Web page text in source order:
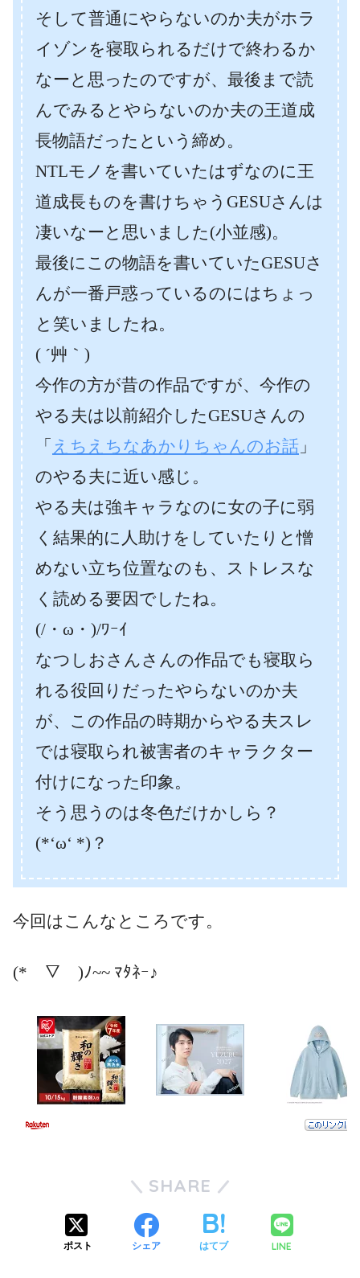
そして普通にやらないのか夫がホラ
イゾンを寝取られるだけで終わるか
なーと思ったのですが、最後まで読
んでみるとやらないのか夫の王道成
長物語だったという締め。
NTLモノを書いていたはずなのに王
道成長ものを書けちゃうGESUさんは
凄いなーと思いました(小並感)。
最後にこの物語を書いていたGESUさ
んが一番戸惑っているのにはちょっ
と笑いましたね。
( ´艸｀)
今作の方が昔の作品ですが、今作の
やる夫は以前紹介したGESUさんの
「 えちえちなあかりちゃんのお話 」
のやる夫に近い感じ。
やる夫は強キャラなのに女の子に弱
く結果的に人助けをしていたりと憎
めない立ち位置なのも、ストレスな
く読める要因でしたね。
(/・ω・)/ﾜｰｲ
なつしおさんさんの作品でも寝取ら
れる役回りだったやらないのか夫
が、この作品の時期からやる夫スレ
では寝取られ被害者のキャラクター
付けになった印象。
そう思うのは冬色だけかしら？
(*‘ω‘ *)？
今回はこんなところです。
(*￣▽￣)ﾉ~~ ﾏﾀﾈｰ♪
SHARE
ポスト シェア はてブ LINE